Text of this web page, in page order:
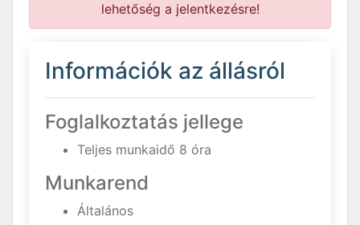
lehetőség a jelentkezésre!
Információk az állásról
Foglalkoztatás jellege
Teljes munkaidő 8 óra
Munkarend
Általános